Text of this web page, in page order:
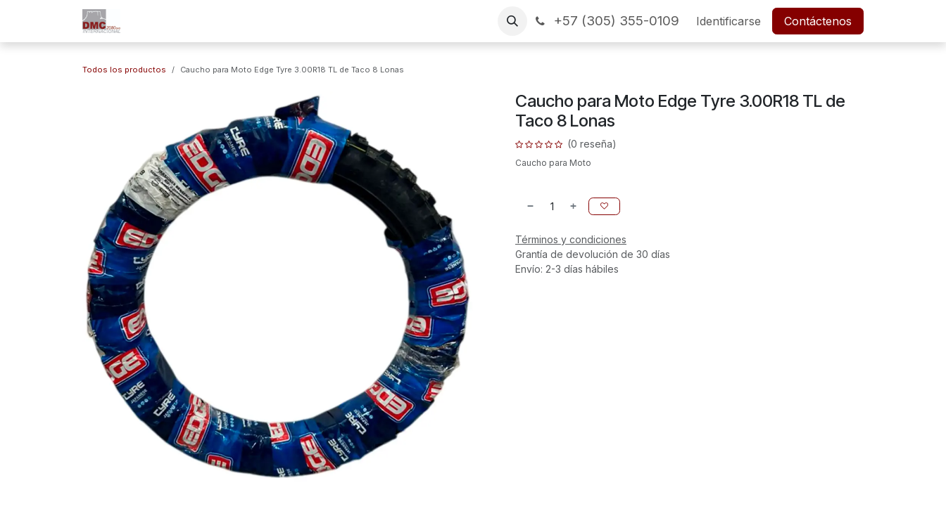
CONTÁCTENOS Financiamiento SERVICIO POSTVENTA Empleos
+57 (305) 355-0109 Identificarse Contáctenos
Todos los productos Caucho para Moto Edge Tyre 3.00R18 TL de Taco 8 Lonas
Caucho para Moto Edge Tyre 3.00R18 TL de
Taco 8 Lonas
(0 reseña)
Caucho para Moto
Términos y condiciones
Grantía de devolución de 30 días
Envío: 2-3 días hábiles